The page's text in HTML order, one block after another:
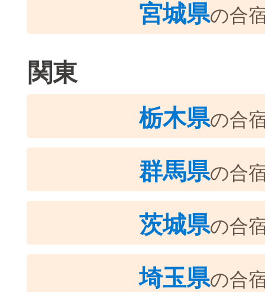
宮城県の合
関東
栃木県の合
群馬県の合
茨城県の合
埼玉県の合